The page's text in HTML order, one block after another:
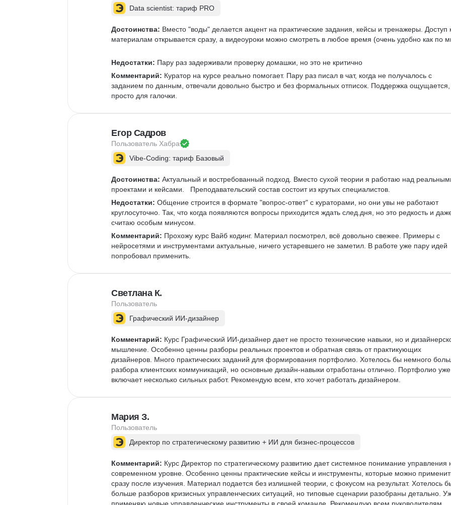
Employee Journey Map
Подбор специалистов
Оценка hard skills
Оценка soft skills
Решение конфликтов
Воронка подбора
HR-стратегия
Мотивация сотрудников
Трудовое законодательство
Управление HR
Data scientist: тариф PRO
Достоинства: Вместо "воды" делается акцент на практические задания, кейсы и тренажеры. Доступ
материалам открывается сразу, а видеоуроки можно смотреть в любое время (очень удобно как по
Недостатки: Пару раз задерживали проверку домашки, но это не критично
Комментарий: Куратор на курсе реально помогает. Пару раз писал в чат, когда не получалось с
заданием по данным, отвечали довольно быстро и без формальных отписок. Поддержка
просто для галочки.
Егор Садров
Пользователь Хабра
Vibe-Coding: тариф Базовый
Достоинства: Актуальный и востребованный подход. Вместо сухой теории я работаю над
проектами и кейсами.   Преподавательский состав состоит из крутых специалистов.
Недостатки: Общение строится в формате "вопрос-ответ" с кураторами, но они увы не работают
круглосуточно. Так, что когда появляются вопросы приходится ждать след.дня, но это редкость и
считаю особым минусом.
Комментарий: Прохожу курс Вайб кодинг. Материал посмотрел, всё довольно свежее. Примеры с
нейросетями и инструментами актуальные, ничего устаревшего не заметил. В работе уже пару идей
попробовал применить.
Светлана К.
Пользователь
Графический ИИ-дизайнер
Комментарий: Курс Графический ИИ-дизайнер дает не просто технические навыки, но и
мышление. Особенно ценны разборы реальных проектов и обратная связь от практикующих
дизайнеров. Много практических заданий для формирования портфолио. Хотелось бы немного
разбора клиентских коммуникаций, но основные дизайн-навыки отработаны отлично. Портфолио уже
включает несколько сильных работ. Рекомендую всем, кто хочет работать дизайнером.
Мария З.
Пользователь
Директор по стратегическому развитию + ИИ для бизнес-процессов
Комментарий: Курс Директор по стратегическому развитию дает системное понимание управления
современном уровне. Особенно ценны практические кейсы и инструменты, которые можно
сразу после изучения. Материал подается без излишней теории, с фокусом на результат. Хотелось
больше разборов кризисных управленческих ситуаций, но типовые сценарии разобраны детально.